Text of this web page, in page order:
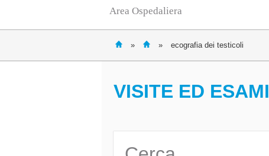
Area Ospedaliera
» » ecografia dei testicoli
VISITE ED ESAMI